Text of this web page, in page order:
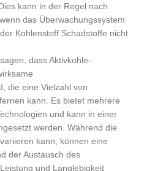
kann in der Regel nach
das Überwachungssystem
Kohlenstoff Schadstoffe nicht
dass Aktivkohle-
die eine Vielzahl von
kann. Es bietet mehrere
und kann in einer
werden. Während die
kann, können eine
der Austausch des
und Langlebigkeit